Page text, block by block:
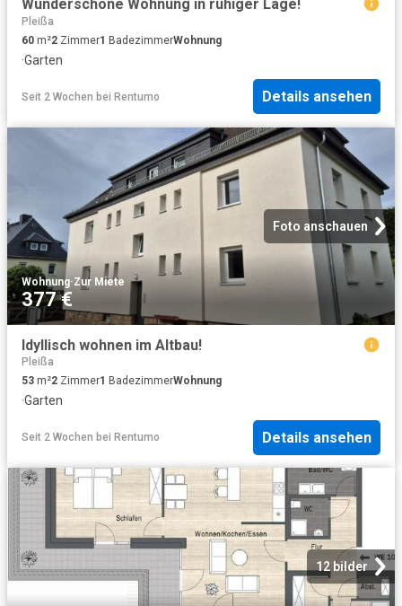
Wunderschöne Wohnung in ruhiger Lage!
Pleißa
60 m²2 Zimmer1 BadezimmerWohnung
·Garten
Seit 2 Wochen bei Rentumo Details ansehen
Foto anschauen
Wohnung·Zur Miete
377 €
Idyllisch wohnen im Altbau!
Pleißa
53 m²2 Zimmer1 BadezimmerWohnung
·Garten
Seit 2 Wochen bei Rentumo Details ansehen
12 bilder